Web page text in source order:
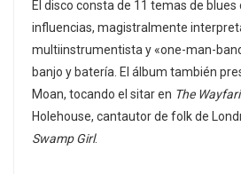
El disco consta de 11 temas de blues
influencias, magistralmente
multiinstrumentista y «one-man-
banjo y batería. El álbum también
Moan, tocando el sitar en The
Holehouse, cantautor de folk de
Swamp Girl.